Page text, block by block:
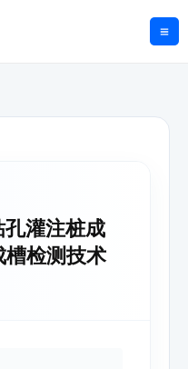
孔灌注桩成
槽检测技术